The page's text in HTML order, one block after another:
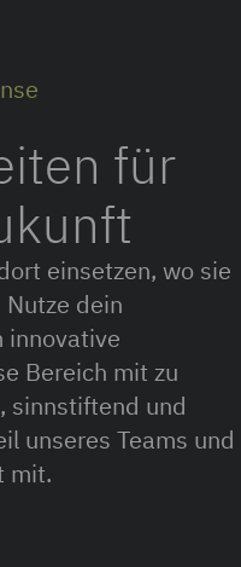
für
einsetzen, wo sie
dein
innovative
Bereich mit zu
sinnstiftend und
unseres Teams und
mit.